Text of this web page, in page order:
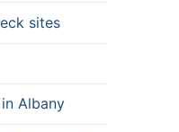
sites
Albany